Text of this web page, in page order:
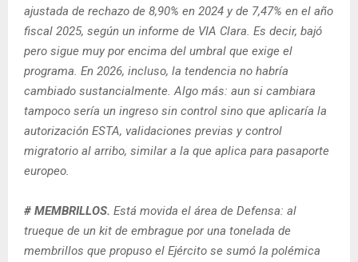
ajustada de rechazo de 8,90% en 2024 y de 7,47% en el año
fiscal 2025, según un informe de VIA Clara. Es decir, bajó
pero sigue muy por encima del umbral que exige el
programa. En 2026, incluso, la tendencia no habría
cambiado sustancialmente. Algo más: aun si cambiara
tampoco sería un ingreso sin control sino que aplicaría la
autorización ESTA, validaciones previas y control
migratorio al arribo, similar a la que aplica para pasaporte
europeo.
# MEMBRILLOS. Está movida el área de Defensa: al
trueque de un kit de embrague por una tonelada de
membrillos que propuso el Ejército se sumó la polémica